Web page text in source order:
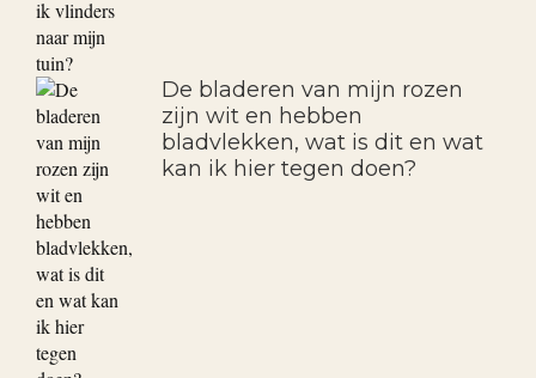
De bladeren van mijn rozen
zijn wit en hebben
bladvlekken, wat is dit en wat
kan ik hier tegen doen?